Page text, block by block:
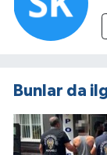
Bunlar da